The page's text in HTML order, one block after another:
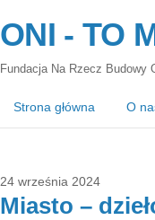
ONI - TO
Fundacja Na Rzecz Budowy
Strona główna O
24 września 2024
Miasto –